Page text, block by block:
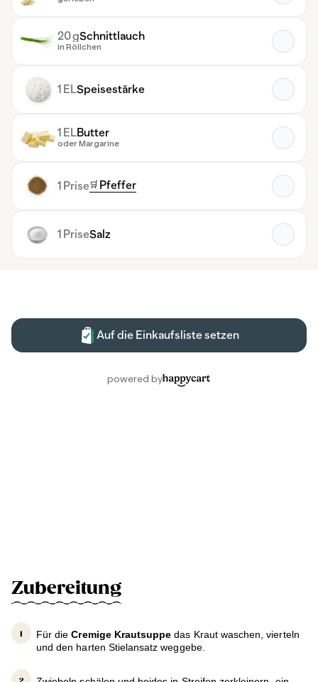
Zubereitung
Für dieCremige Krautsuppe das Kraut waschen, vierteln
und den harten Stielansatz weggebe.